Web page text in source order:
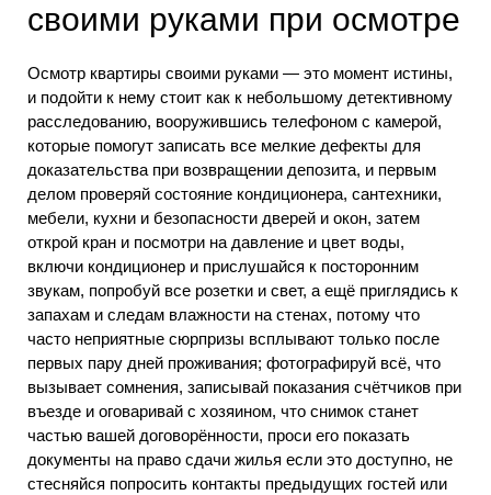
своими руками при осмотре
Осмотр квартиры своими руками — это момент истины,
и подойти к нему стоит как к небольшому детективному
расследованию, вооружившись телефоном с камерой,
которые помогут записать все мелкие дефекты для
доказательства при возвращении депозита, и первым
делом проверяй состояние кондиционера, сантехники,
мебели, кухни и безопасности дверей и окон, затем
открой кран и посмотри на давление и цвет воды,
включи кондиционер и прислушайся к посторонним
звукам, попробуй все розетки и свет, а ещё приглядись к
запахам и следам влажности на стенах, потому что
часто неприятные сюрпризы всплывают только после
первых пару дней проживания; фотографируй всё, что
вызывает сомнения, записывай показания счётчиков при
въезде и оговаривай с хозяином, что снимок станет
частью вашей договорённости, проси его показать
документы на право сдачи жилья если это доступно, не
стесняйся попросить контакты предыдущих гостей или